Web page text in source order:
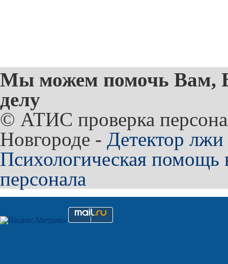
Мы можем помочь Вам,
делу
© АТИС проверка
Новгороде - Детектор
Психологическая
персонала